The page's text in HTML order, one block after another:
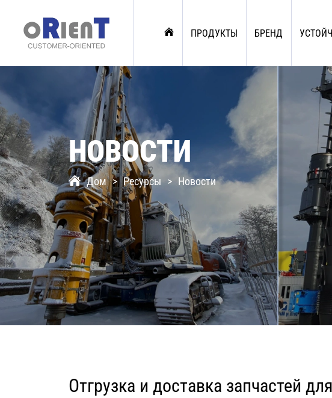
ПРОДУКТЫ БРЕНД
НОВОСТИ
Дом Ресурсы Новости
Отгрузка и доставка запчастей